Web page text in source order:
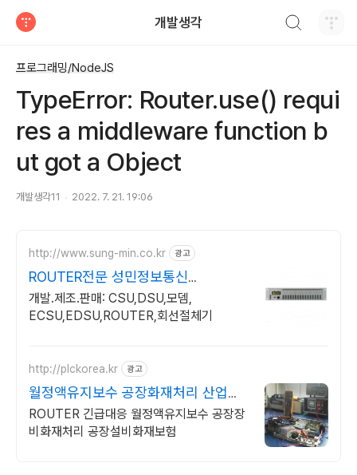
개발생각
프로그래밍/NodeJS
TypeError: Router.use() requi
res a middleware function b
ut got a Object
개발생각11 2022. 7. 21. 19:06
http://www.sung-min.co.kr 광고
ROUTER전문 성민정보통신
CSU/DSU+네트웍통합전문
개발.제조.판매: CSU,DSU,모뎀,
ECSU,EDSU,ROUTER,회선절체기
http://plckorea.kr 광고
월정액유지보수 공장화재처리 산업자
동화 장비판매수리보수
ROUTER 긴급대응 월정액유지보수 공장장
비화재처리 공장설비화재보험